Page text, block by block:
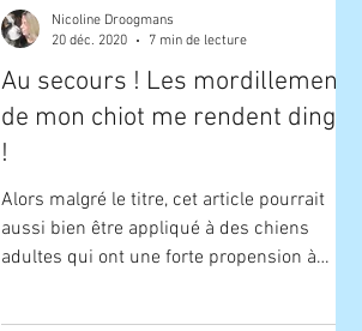
Au secours ! Les mordillements
de mon chiot me rendent dingue
!
Alors malgré le titre, cet article pourrait
aussi bien être appliqué à des chiens
adultes qui ont une forte propension à
Nicoline Droogmans
20 déc. 2020
7 min de lecture